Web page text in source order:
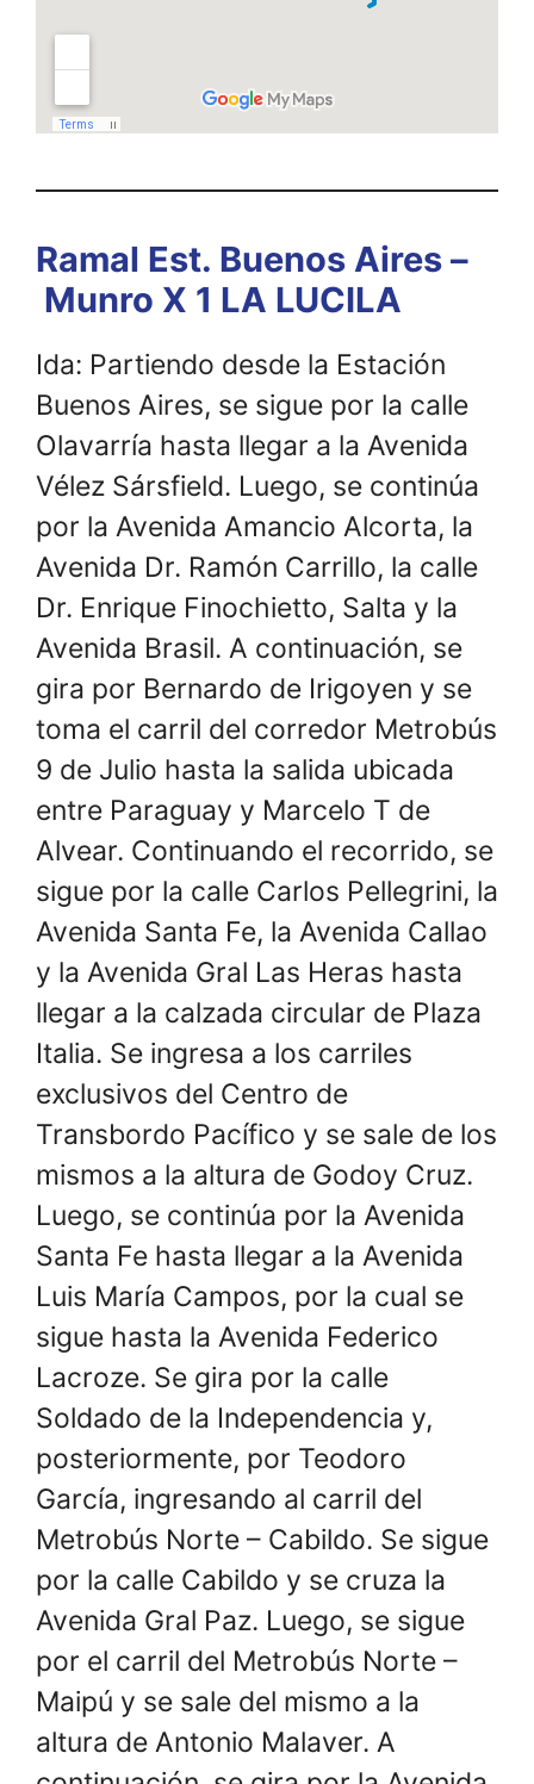
Ramal Est. Buenos Aires –
Munro X 1 LA LUCILA
Ida: Partiendo desde la Estación
Buenos Aires, se sigue por la calle
Olavarría hasta llegar a la Avenida
Vélez Sársfield. Luego, se continúa
por la Avenida Amancio Alcorta, la
Avenida Dr. Ramón Carrillo, la calle
Dr. Enrique Finochietto, Salta y la
Avenida Brasil. A continuación, se
gira por Bernardo de Irigoyen y se
toma el carril del corredor Metrobús
9 de Julio hasta la salida ubicada
entre Paraguay y Marcelo T de
Alvear. Continuando el recorrido, se
sigue por la calle Carlos Pellegrini, la
Avenida Santa Fe, la Avenida Callao
y la Avenida Gral Las Heras hasta
llegar a la calzada circular de Plaza
Italia. Se ingresa a los carriles
exclusivos del Centro de
Transbordo Pacífico y se sale de los
mismos a la altura de Godoy Cruz.
Luego, se continúa por la Avenida
Santa Fe hasta llegar a la Avenida
Luis María Campos, por la cual se
sigue hasta la Avenida Federico
Lacroze. Se gira por la calle
Soldado de la Independencia y,
posteriormente, por Teodoro
García, ingresando al carril del
Metrobús Norte – Cabildo. Se sigue
por la calle Cabildo y se cruza la
Avenida Gral Paz. Luego, se sigue
por el carril del Metrobús Norte –
Maipú y se sale del mismo a la
altura de Antonio Malaver. A